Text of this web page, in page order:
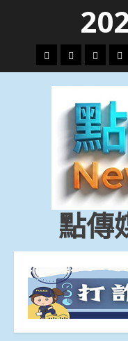
content頭
條
財
經
地
方.
會
文
技
點傳